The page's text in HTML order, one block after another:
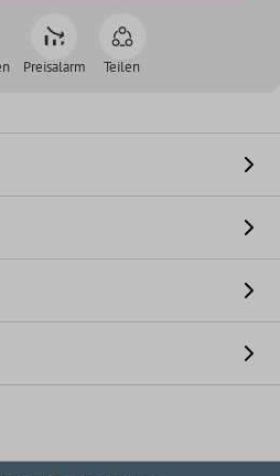
Preisalarm Teilen